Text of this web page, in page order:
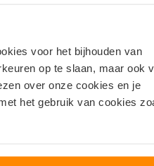
voor het bijhouden van
op te slaan, maar ook
over onze cookies en je
het gebruik van cookies